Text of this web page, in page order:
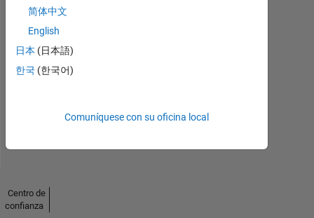
Sin
actividad
简体中文
English
日本 (日本語)
한국 (한국어)
Comuníquese con su oficina local
Centro de
confianza